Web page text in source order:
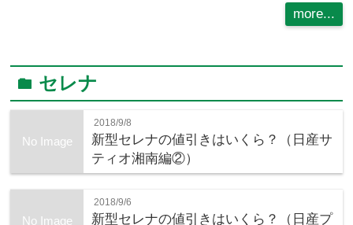
more...
folder セレナ
No Image
2018/9/8
新型セレナの値引きはいくら？（日産サ
ティオ湘南編②）
No Image
2018/9/6
新型セレナの値引きはいくら？（日産プ